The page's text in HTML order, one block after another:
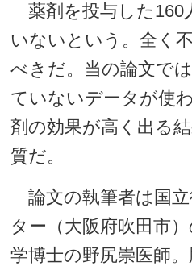
薬剤を投与した160
いないという。全く
べきだ。当の論文で
ていないデータが使
剤の効果が高く出る
質だ。
論文の執筆者は国立
ター（大阪府吹田市
学博士の野尻崇医師